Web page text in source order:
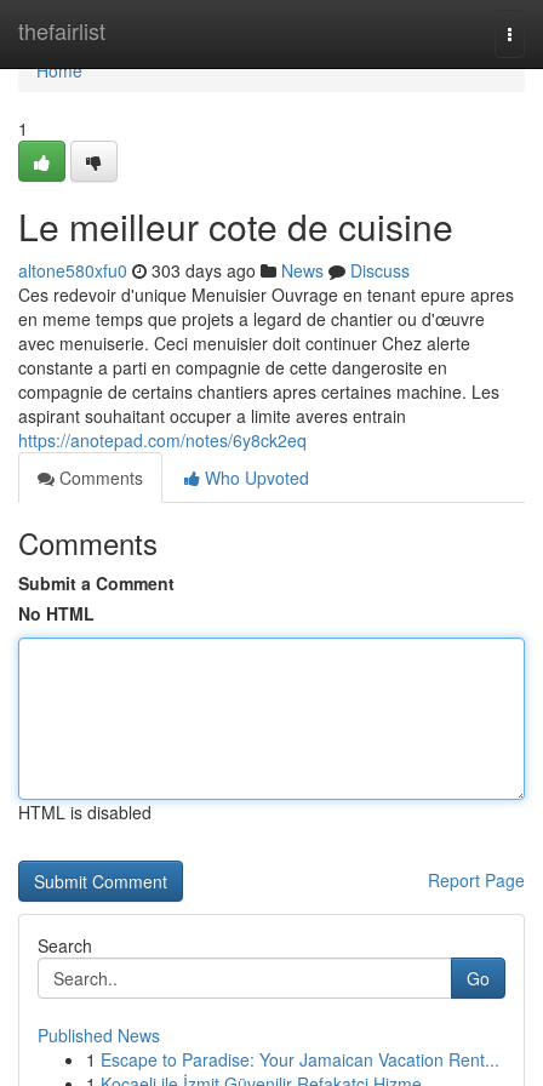
thefairlist
Home
Home
1
Le meilleur cote de cuisine
altone580xfu0 303 days ago News
Discuss
Ces redevoir d'unique Menuisier Ouvrage en tenant epure apres
en meme temps que projets a legard de chantier ou d'œuvre
avec menuiserie. Ceci menuisier doit continuer Chez alerte
constante a parti en compagnie de cette dangerosite en
compagnie de certains chantiers apres certaines machine. Les
aspirant souhaitant occuper a limite averes entrain
https://anotepad.com/notes/6y8ck2eq
Comments
Who Upvoted
Comments
Submit a Comment
No HTML
HTML is disabled
Report Page
Search
Go
Published News
1 Escape to Paradise: Your Jamaican Vacation Rent...